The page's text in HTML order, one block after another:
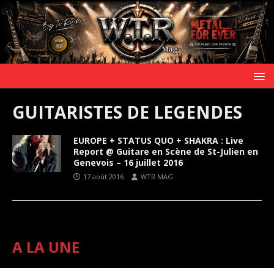
GUITARISTES DE LEGENDES
EUROPE + STATUS QUO + SHAKRA : Live
Report @ Guitare en Scène de St-Julien en
Genevois – 16 juillet 2016
17 août 2016 WTR MAG
A LA UNE